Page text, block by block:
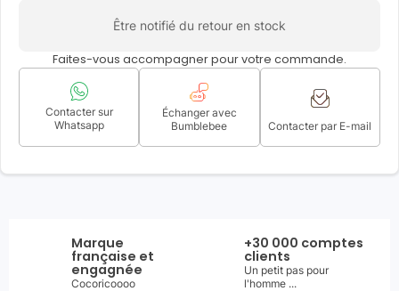
Être notifié du retour en stock
Faites-vous accompagner pour votre commande.
Contacter sur
Whatsapp
Échanger avec
Bumblebee
Contacter par E-mail
Marque
française et
engagnée
Cocoricoooo
+30 000 comptes
clients
Un petit pas pour
l'homme ...